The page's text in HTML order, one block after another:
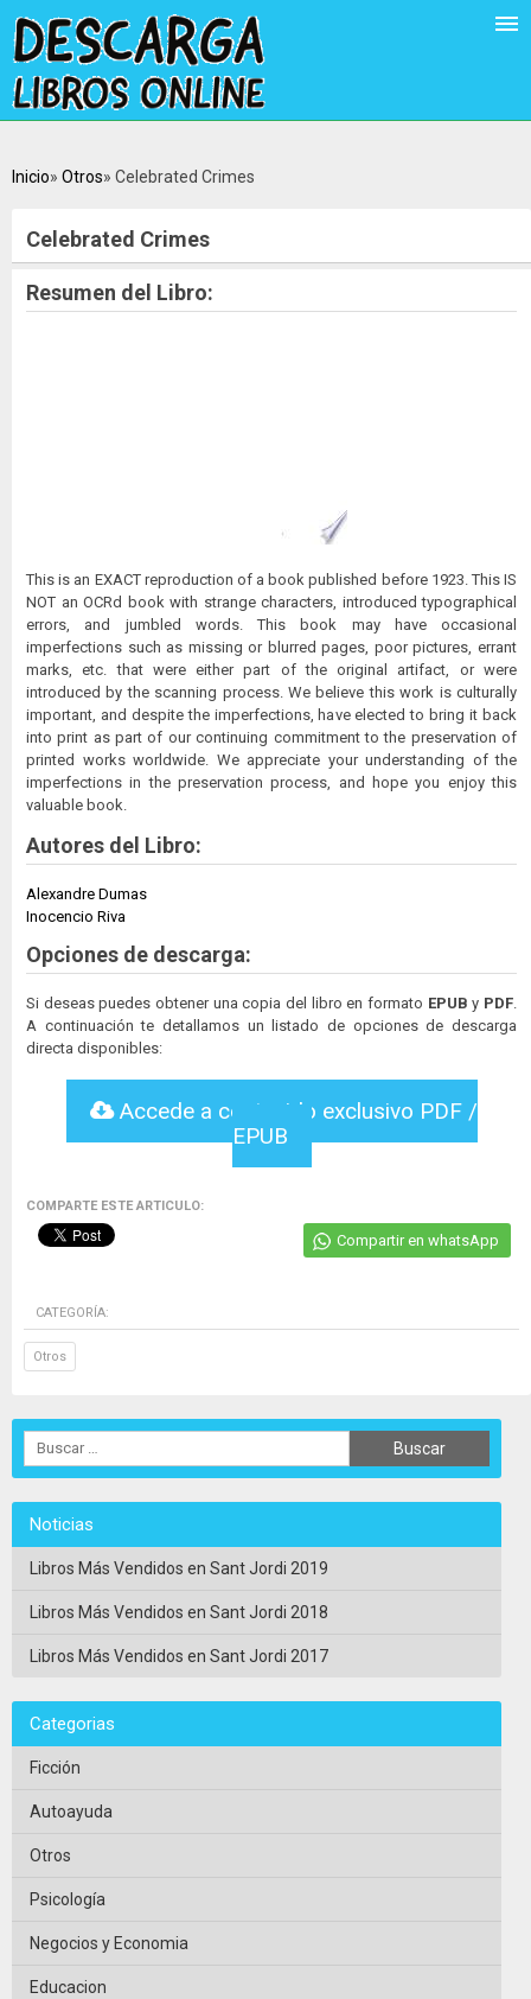
Inicio Otros Celebrated Crimes
Celebrated Crimes
Resumen del Libro:
This is an EXACT reproduction of a book published before 1923. This IS
NOT an OCRd book with strange characters, introduced typographical
errors, and jumbled words. This book may have occasional
imperfections such as missing or blurred pages, poor pictures, errant
marks, etc. that were either part of the original artifact, or were
introduced by the scanning process. We believe this work is culturally
important, and despite the imperfections, have elected to bring it back
into print as part of our continuing commitment to the preservation of
printed works worldwide. We appreciate your understanding of the
imperfections in the preservation process, and hope you enjoy this
valuable book.
Autores del Libro:
Alexandre Dumas
Inocencio Riva
Opciones de descarga:
Si deseas puedes obtener una copia del libro en formato EPUB y PDF
A continuación te detallamos un listado de opciones de descarga
directa disponibles:
Accede a contenido exclusivo PDF /
EPUB
COMPARTE ESTE ARTICULO:
Compartir en whatsApp
CATEGORÍA:
Otros
Noticias
Libros Más Vendidos en Sant Jordi 2019
Libros Más Vendidos en Sant Jordi 2018
Libros Más Vendidos en Sant Jordi 2017
Categorias
Ficción
Autoayuda
Otros
Psicología
Negocios y Economia
Educacion